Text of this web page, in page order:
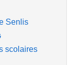
Senlis
scolaires